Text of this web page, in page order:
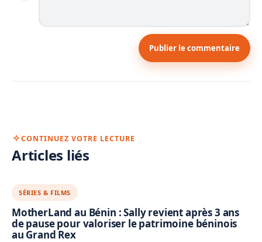
Publier le commentaire
CONTINUEZ VOTRE LECTURE
Articles liés
SÉRIES & FILMS
MotherLand au Bénin : Sally revient après 3 ans
de pause pour valoriser le patrimoine béninois
au Grand Rex